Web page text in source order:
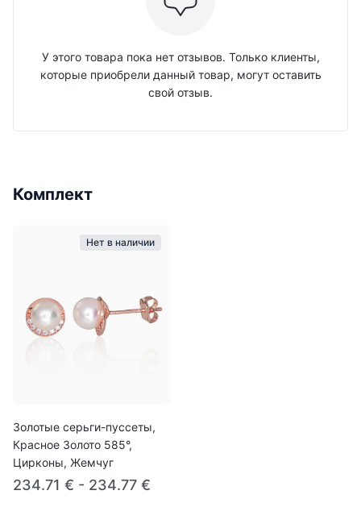
У этого товара пока нет отзывов. Только клиенты,
которые приобрели данный товар, могут оставить
свой отзыв.
Комплект
Нет в наличии
Золотые серьги-пуссеты,
Красное Золото 585°,
Цирконы, Жемчуг
234.71 € - 234.77 €